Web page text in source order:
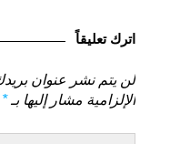
السابق
اترك تعليقاً
لن يتم نشر عنوان
الإلزامية مشار إليها بـ*